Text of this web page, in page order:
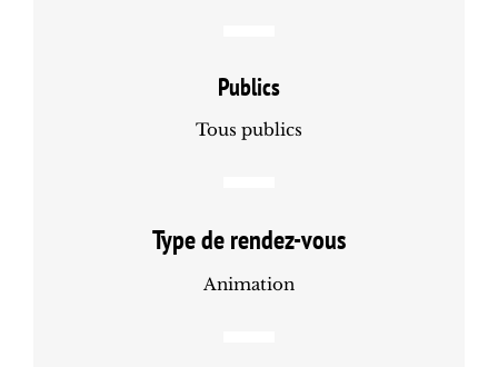
Publics
Tous publics
Type de rendez-vous
Animation